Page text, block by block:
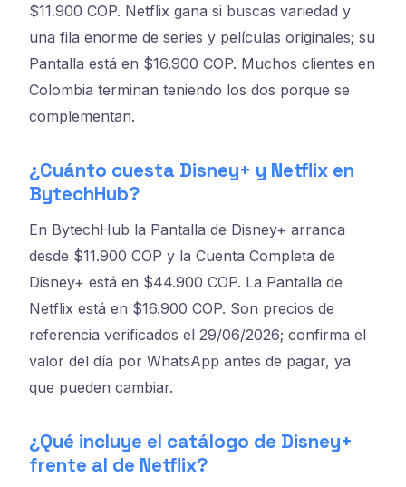
$11.900 COP. Netflix gana si buscas variedad y
una fila enorme de series y películas originales; su
Pantalla está en $16.900 COP. Muchos clientes en
Colombia terminan teniendo los dos porque se
complementan.
¿Cuánto cuesta Disney+ y Netflix en
BytechHub?
En BytechHub la Pantalla de Disney+ arranca
desde $11.900 COP y la Cuenta Completa de
Disney+ está en $44.900 COP. La Pantalla de
Netflix está en $16.900 COP. Son precios de
referencia verificados el 29/06/2026; confirma el
valor del día por WhatsApp antes de pagar, ya
que pueden cambiar.
¿Qué incluye el catálogo de Disney+
frente al de Netflix?